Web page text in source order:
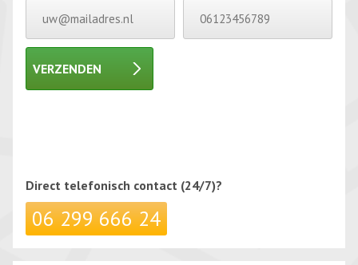
VERZENDEN
Direct telefonisch contact (24/7)?
06 299 666 24